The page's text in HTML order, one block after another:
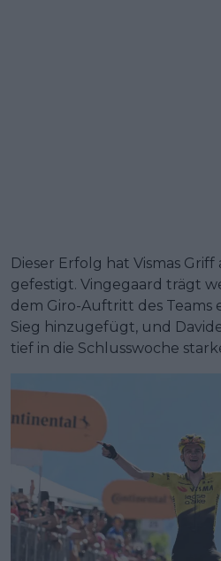
Dieser Erfolg hat Vismas
gefestigt. Vingegaard trägt
dem Giro-Auftritt des Teams
Sieg hinzugefügt, und
tief in die Schlusswoche